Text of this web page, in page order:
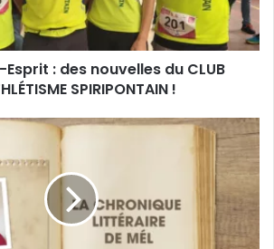
: des nouvelles du CLUB
SPIRIPONTAIN !